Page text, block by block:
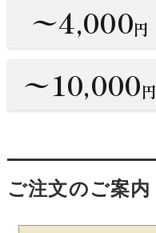
〜4,000円
〜10,000円
ご注文のご案内